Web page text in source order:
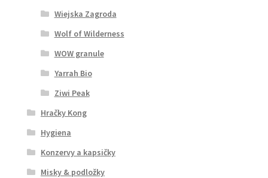
Wiejska Zagroda
Wolf of Wilderness
WOW granule
Yarrah Bio
Ziwi Peak
Hračky Kong
Hygiena
Konzervy a kapsičky
Misky & podložky